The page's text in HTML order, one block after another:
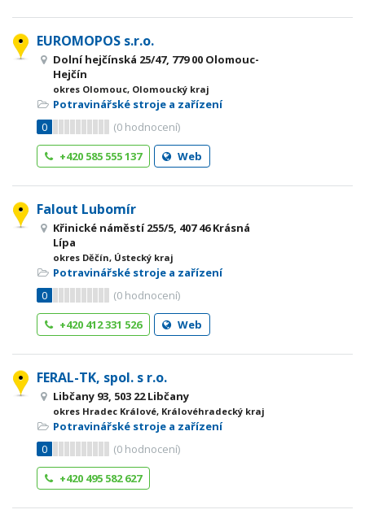
EUROMOPOS s.r.o.
Dolní hejčínská 25/47, 779 00 Olomouc-
Hejčín
okres Olomouc, Olomoucký kraj
Potravinářské stroje a zařízení
0
(0 hodnocení)
+420 585 555 137
Web
Falout Lubomír
Křinické náměstí 255/5, 407 46 Krásná
Lípa
okres Děčín, Ústecký kraj
Potravinářské stroje a zařízení
0
(0 hodnocení)
+420 412 331 526
Web
FERAL-TK, spol. s r.o.
Libčany 93, 503 22 Libčany
okres Hradec Králové, Královéhradecký kraj
Potravinářské stroje a zařízení
0
(0 hodnocení)
+420 495 582 627